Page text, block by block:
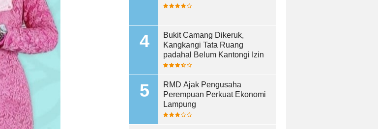
Bukit Camang Dikeruk,
Kangkangi Tata Ruang
padahal Belum Kantongi Izin
RMD Ajak Pengusaha
Perempuan Perkuat Ekonomi
Lampung